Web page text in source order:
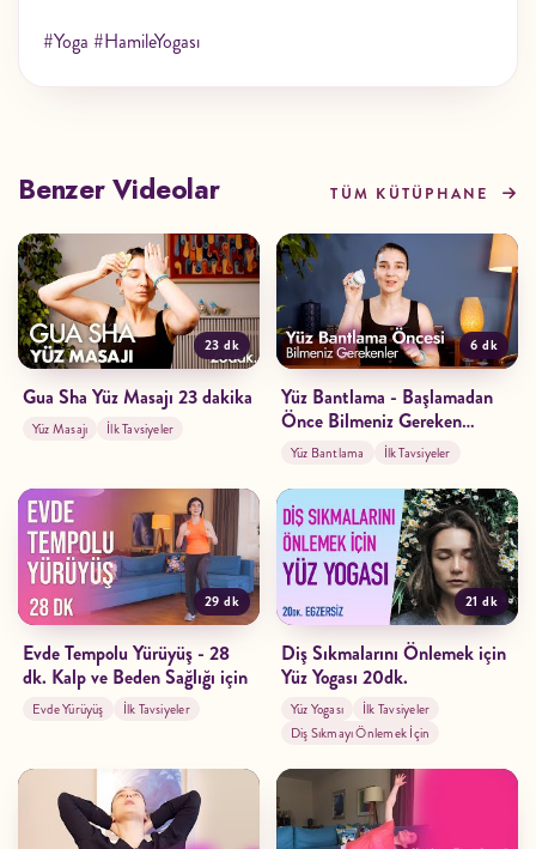
#Yoga #HamileYogası
Benzer Videolar TÜM KÜTÜPHANE
23 dk
Gua Sha Yüz Masajı 23 dakika
Yüz Masajı İlk Tavsiyeler
6 dk
Yüz Bantlama - Başlamadan
Önce Bilmeniz Gereken
Önemli Bilgiler
Yüz Bantlama İlk Tavsiyeler
29 dk
Evde Tempolu Yürüyüş - 28
dk. Kalp ve Beden Sağlığı için
Evde Yürüyüş İlk Tavsiyeler
21 dk
Diş Sıkmalarını Önlemek için
Yüz Yogası 20dk.
Yüz Yogası
İlk Tavsiyeler
Diş Sıkmayı Önlemek İçin